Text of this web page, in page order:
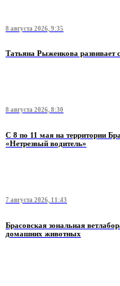
8 августа 2026, 9:35
Татьяна Рыженкова развивает
8 августа 2026, 8:30
С 8 по 11 мая на территории
«Нетрезвый водитель»
7 августа 2026, 11:43
Брасовская зональная
домашних животных